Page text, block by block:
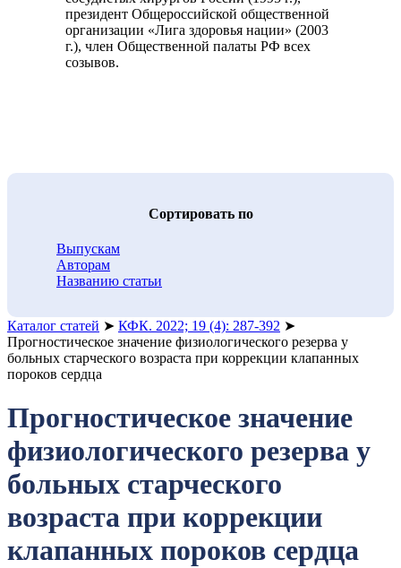
президент Общероссийской общественной
организации «Лига здоровья нации» (2003
г.), член Общественной палаты РФ всех
созывов.
Cортировать по
Выпускам
Авторам
Названию статьи
Каталог статей ➤ КФК. 2022; 19 (4): 287-392 ➤
Прогностическое значение физиологического резерва у
больных старческого возраста при коррекции клапанных
пороков сердца
Прогностическое значение
физиологического резерва у
больных старческого
возраста при коррекции
клапанных пороков сердца